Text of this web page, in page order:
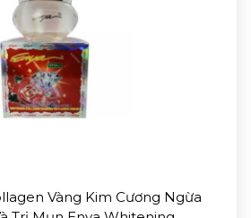
Vàng Kim Cương Ngừa